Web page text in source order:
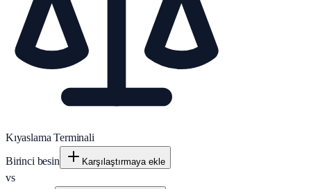
Kıyaslama Terminali
Birinci besin
Karşılaştırmaya ekle
vs